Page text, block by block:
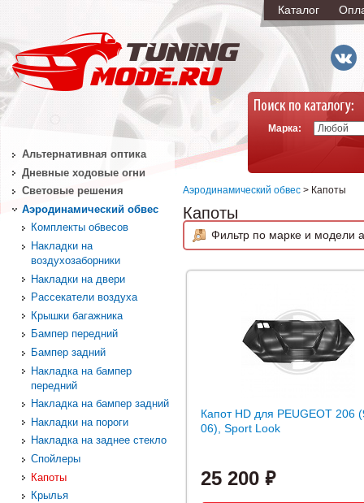
Каталог
Марка:
Аэродинамический обвес > Капоты
Капоты
Фильтр по марке и модели
Капот HD для PEUGEOT 206
06), Sport Look
25 200
Альтернативная оптика
Дневные ходовые огни
Световые решения
Аэродинамический обвес
Комплекты обвесов
Накладки на
воздухозаборники
Накладки на двери
Рассекатели воздуха
Крышки багажника
Бампер передний
Бампер задний
Накладка на бампер
передний
Накладка на бампер задний
Накладки на пороги
Накладка на заднее стекло
Спойлеры
Капоты
Крылья